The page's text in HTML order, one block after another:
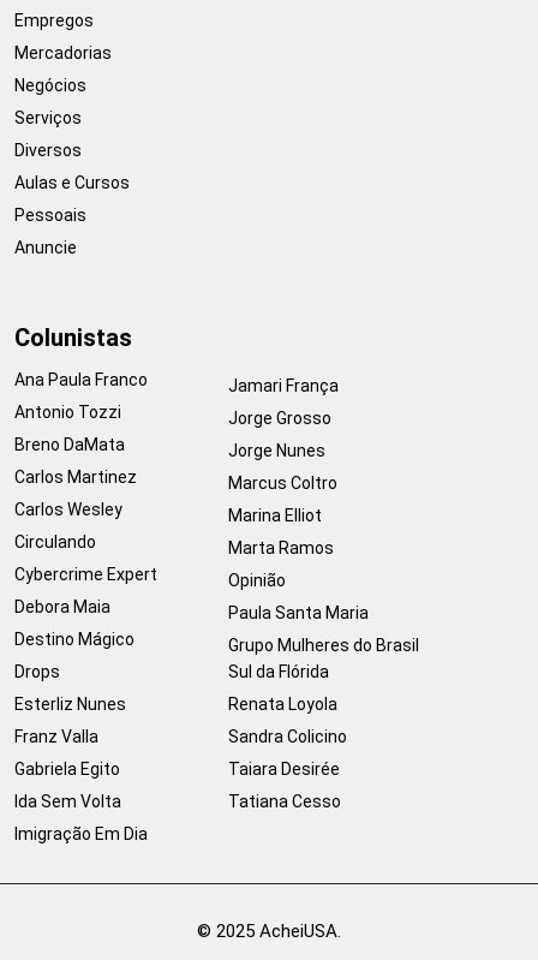
Empregos
Mercadorias
Negócios
Serviços
Diversos
Aulas e Cursos
Pessoais
Anuncie
Colunistas
Ana Paula Franco
Antonio Tozzi
Breno DaMata
Carlos Martinez
Carlos Wesley
Circulando
Cybercrime Expert
Debora Maia
Destino Mágico
Drops
Esterliz Nunes
Franz Valla
Gabriela Egito
Ida Sem Volta
Imigração Em Dia
Jamari França
Jorge Grosso
Jorge Nunes
Marcus Coltro
Marina Elliot
Marta Ramos
Opinião
Paula Santa Maria
Grupo Mulheres do Brasil
Sul da Flórida
Renata Loyola
Sandra Colicino
Taiara Desirée
Tatiana Cesso
© 2025 AcheiUSA.